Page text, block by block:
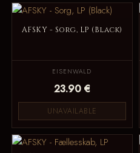
AFSKY - Sorg, LP (Black)
EISENWALD
23.90 €
UNAVAILABLE